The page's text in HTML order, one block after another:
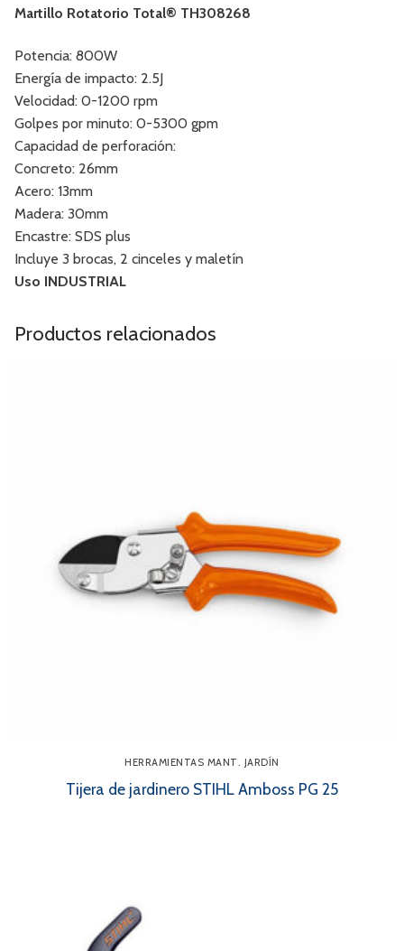
Martillo Rotatorio Total® TH308268
Potencia: 800W
Energía de impacto: 2.5J
Velocidad: 0-1200 rpm
Golpes por minuto: 0-5300 gpm
Capacidad de perforación:
Concreto: 26mm
Acero: 13mm
Madera: 30mm
Encastre: SDS plus
Incluye 3 brocas, 2 cinceles y maletín
Uso INDUSTRIAL
Productos relacionados
HERRAMIENTAS MANT. JARDÍN
Tijera de jardinero STIHL Amboss PG 25